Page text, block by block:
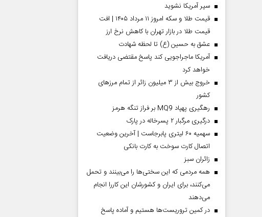
سپر آمریکا نشوید
قیمت طلا و سکه امروز ۱۱ مرداد ۱۴۰۵ | افت
قیمت طلا در بازار تهران با کاهش نرخ ارز
عشق به حسین (ع) تا لحظه شهادت
آمریکا ماجراجویی کند پاسخ مقتضی دریافت
خواهد کرد
خروج بیش از ۳ میلیون زائر از تمام مرز‌های
کشور
رهگیری پهپاد MQ9 بر فراز تنگه هرمز
درگیری مرگبار ۲ پسرخاله در پارک
سهمیه ۶۰ لیتری پابرجاست | آخرین وضعیت
اتصال کارت سوخت به کارت بانکی
‌زائران سبز
همه مردمی که این سختی‌ها را می‌بینند و تحمل
می‌کنند، برای ایران و کشورشان این کاررا انجام
می‌دهند
در کمین تروریست‌ها هستیم و آماده پاسخ